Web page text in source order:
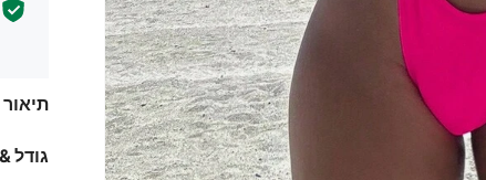
תיאור
גודל